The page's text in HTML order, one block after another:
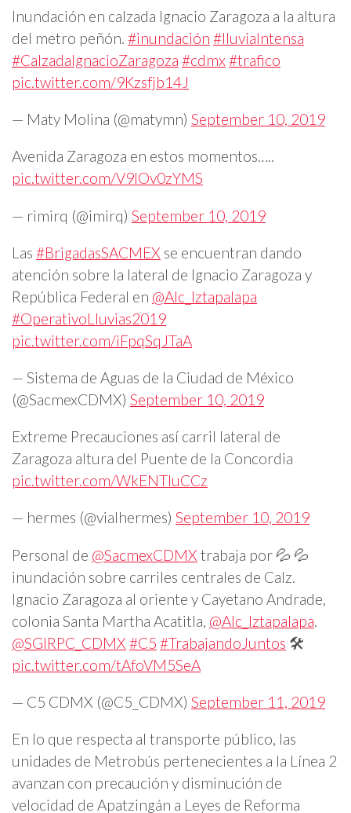
Inundación en calzada Ignacio Zaragoza a la altura
del metro peñón. #inundación #lluviaIntensa
#CalzadaIgnacioZaragoza #cdmx #trafico
pic.twitter.com/9Kzsfjb14J
— Maty Molina (@matymn) September 10, 2019
Avenida Zaragoza en estos momentos…..
pic.twitter.com/V9IOv0zYMS
— rimirq (@imirq) September 10, 2019
Las #BrigadasSACMEX se encuentran dando
atención sobre la lateral de Ignacio Zaragoza y
República Federal en @Alc_Iztapalapa
#OperativoLluvias2019
pic.twitter.com/iFpqSqJTaA
— Sistema de Aguas de la Ciudad de México
(@SacmexCDMX) September 10, 2019
Extreme Precauciones así carril lateral de
Zaragoza altura del Puente de la Concordia
pic.twitter.com/WkENTluCCz
— hermes (@vialhermes) September 10, 2019
Personal de @SacmexCDMX trabaja por 💦 💦
inundación sobre carriles centrales de Calz.
Ignacio Zaragoza al oriente y Cayetano Andrade,
colonia Santa Martha Acatitla, @Alc_Iztapalapa
@SGIRPC_CDMX #C5 #TrabajandoJuntos 🛠️
pic.twitter.com/tAfoVM5SeA
— C5 CDMX (@C5_CDMX) September 11, 2019
En lo que respecta al transporte público, las
unidades de Metrobús pertenecientes a la Línea 2
avanzan con precaución y disminución de
velocidad de Apatzingán a Leyes de Reforma